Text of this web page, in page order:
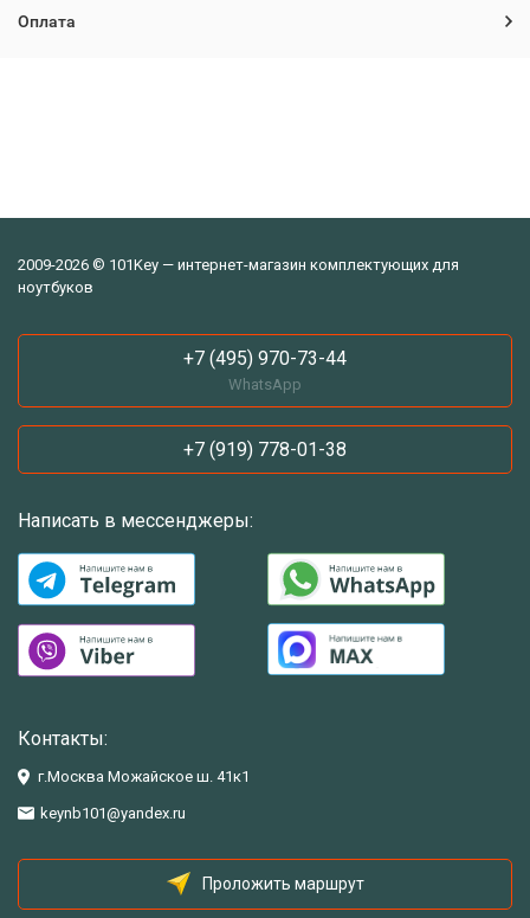
Оплата
2009-2026 © 101Key — интернет-магазин комплектующих для
ноутбуков
+7 (495) 970-73-44
WhatsApp
+7 (919) 778-01-38
Написать в мессенджеры:
Контакты:
г.Москва Можайское ш. 41к1
keynb101@yandex.ru
Проложить маршрут